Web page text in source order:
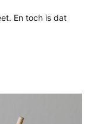
En toch is dat